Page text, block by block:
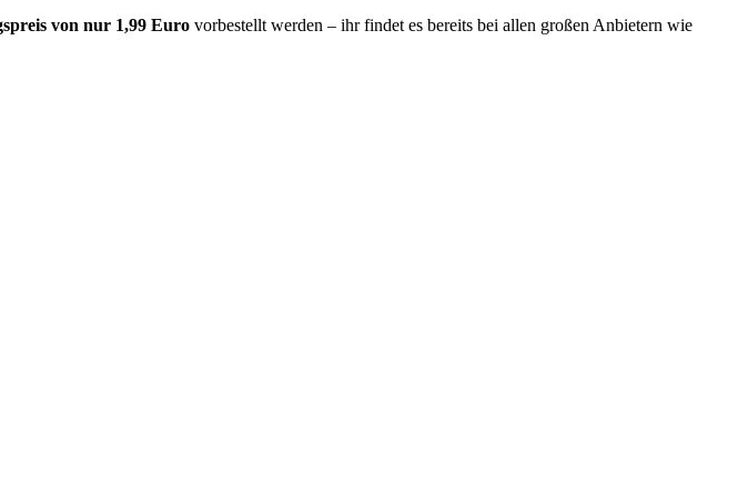
von nur 1,99 Euro vorbestellt werden – ihr findet es bereits bei allen großen Anbietern wie